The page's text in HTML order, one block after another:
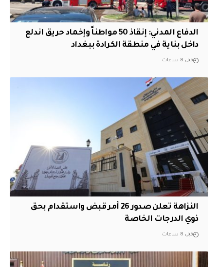
الدفاع المدني: إنقاذ 50 مواطناً وإخماد حريق اندلع
داخل بناية في منطقة الكرادة ببغداد
قبل 8 ساعات
النزاهة تعلن صدور 26 أمر قبض واستقدام بحق
ذوي الدرجات الخاصة
قبل 8 ساعات